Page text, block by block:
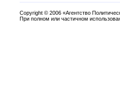
Copyright © 2006 «Агентство
При полном или частичном